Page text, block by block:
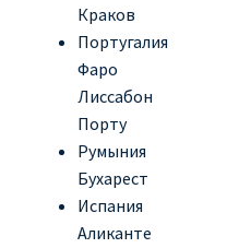
РЕГИСТРАЦИЯ НА
ПУТЕШЕСТВИЯ
Информация по
КАК НАЙТИ ДЕШЕВЫЙ
Краков
Португалия
Фаро
Лиссабон
Порту
Румыния
Бухарест
Испания
Аликанте